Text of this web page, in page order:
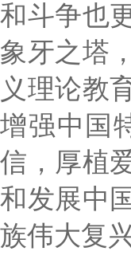
和斗争也
象牙之塔
义理论教
增强中国
信，厚植
和发展中
族伟大复